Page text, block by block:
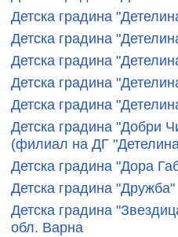
Детска градина
Детска градина
Детска градина
Детска градина
Детска градина
Детска градина "Добри
(филиал на ДГ
Детска градина "Дора
Детска градина "Дружба"
Детска градина
обл. Варна